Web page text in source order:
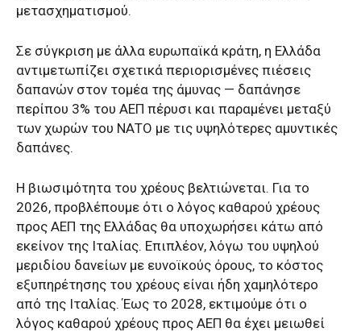
μετασχηματισμού.
Σε σύγκριση με άλλα ευρωπαϊκά κράτη, η Ελλάδα
αντιμετωπίζει σχετικά περιορισμένες πιέσεις
δαπανών στον τομέα της άμυνας — δαπάνησε
περίπου 3% του ΑΕΠ πέρυσι και παραμένει μεταξύ
των χωρών του ΝΑΤΟ με τις υψηλότερες αμυντικές
δαπάνες.
Η βιωσιμότητα του χρέους βελτιώνεται. Για το
2026, προβλέπουμε ότι ο λόγος καθαρού χρέους
προς ΑΕΠ της Ελλάδας θα υποχωρήσει κάτω από
εκείνον της Ιταλίας. Επιπλέον, λόγω του υψηλού
μεριδίου δανείων με ευνοϊκούς όρους, το κόστος
εξυπηρέτησης του χρέους είναι ήδη χαμηλότερο
από της Ιταλίας. Έως το 2028, εκτιμούμε ότι ο
λόγος καθαρού χρέους προς ΑΕΠ θα έχει μειωθεί